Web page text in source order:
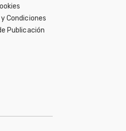
Condiciones
Publicación